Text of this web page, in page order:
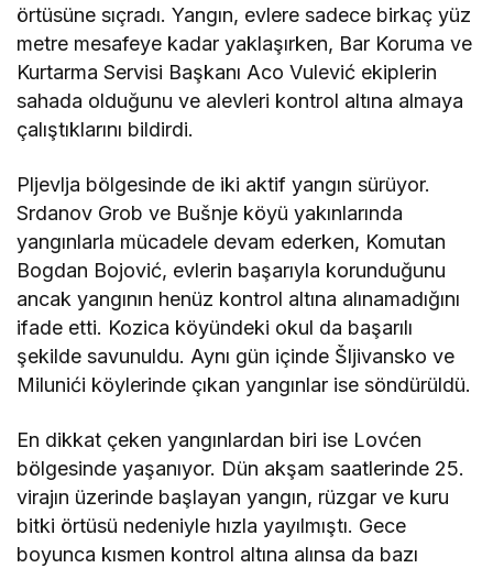
örtüsüne sıçradı. Yangın, evlere sadece birkaç yüz
metre mesafeye kadar yaklaşırken, Bar Koruma ve
Kurtarma Servisi Başkanı Aco Vulević ekiplerin
sahada olduğunu ve alevleri kontrol altına almaya
çalıştıklarını bildirdi.
Pljevlja bölgesinde de iki aktif yangın sürüyor.
Srdanov Grob ve Bušnje köyü yakınlarında
yangınlarla mücadele devam ederken, Komutan
Bogdan Bojović, evlerin başarıyla korunduğunu
ancak yangının henüz kontrol altına alınamadığını
ifade etti. Kozica köyündeki okul da başarılı
şekilde savunuldu. Aynı gün içinde Šljivansko ve
Milunići köylerinde çıkan yangınlar ise söndürüldü.
En dikkat çeken yangınlardan biri ise Lovćen
bölgesinde yaşanıyor. Dün akşam saatlerinde 25.
virajın üzerinde başlayan yangın, rüzgar ve kuru
bitki örtüsü nedeniyle hızla yayılmıştı. Gece
boyunca kısmen kontrol altına alınsa da bazı